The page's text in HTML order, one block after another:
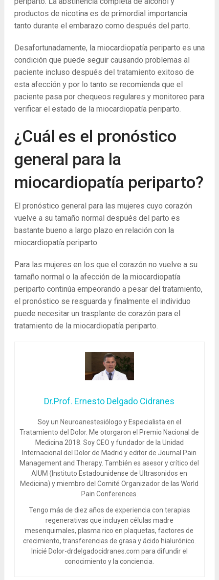
productos de nicotina es de primordial importancia
tanto durante el embarazo como después del parto.
Desafortunadamente, la miocardiopatía periparto es una
condición que puede seguir causando problemas al
paciente incluso después del tratamiento exitoso de
esta afección y por lo tanto se recomienda que el
paciente pasa por chequeos regulares y monitoreo para
verificar el estado de la miocardiopatía periparto.
¿Cuál es el pronóstico
general para la
miocardiopatía periparto?
El pronóstico general para las mujeres cuyo corazón
vuelve a su tamaño normal después del parto es
bastante bueno a largo plazo en relación con la
miocardiopatía periparto.
Para las mujeres en los que el corazón no vuelve a su
tamaño normal o la afección de la miocardiopatía
periparto continúa empeorando a pesar del tratamiento,
el pronóstico se resguarda y finalmente el individuo
puede necesitar un trasplante de corazón para el
tratamiento de la miocardiopatía periparto.
Dr.Prof. Ernesto Delgado Cidranes
Soy un Neuroanestesiólogo y Especialista en el
Tratamiento del Dolor. Me otorgaron el Premio Nacional de
Medicina 2018. Soy CEO y fundador de la Unidad
Internacional del Dolor de Madrid y editor de Journal Pain
Management and Therapy. También es asesor y crítico del
AIUM (Instituto Estadounidense de Ultrasonidos en
Medicina) y miembro del Comité Organizador de las World
Pain Conferences.
Tengo más de diez años de experiencia con terapias
regenerativas que incluyen células madre
mesenquimales, plasma rico en plaquetas, factores de
crecimiento, transferencias de grasa y ácido hialurónico.
Inicié Dolor-drdelgadocidranes.com para difundir el
conocimiento y la conciencia.